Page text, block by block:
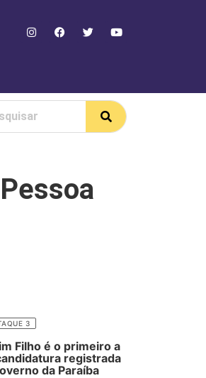
3
Filho é o primeiro a
registrada
da Paraíba